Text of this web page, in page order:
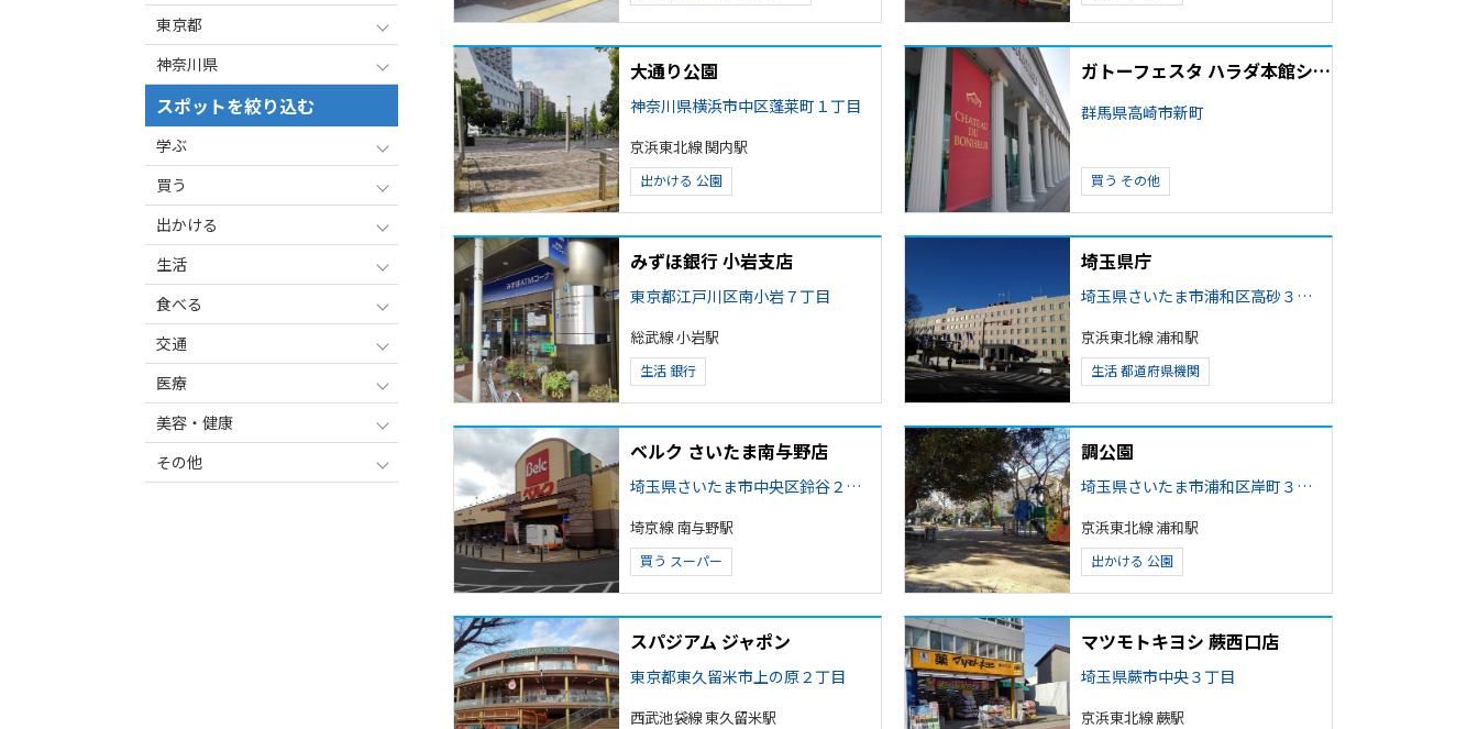
大通り公園
神奈川県横浜市中区蓬莱町１丁目
京浜東北線 関内駅
出かける 公園
ガトーフェスタ ハラダ本館シャトー・デュ・ボヌール
群馬県高崎市新町
買う その他
みずほ銀行 小岩支店
東京都江戸川区南小岩７丁目
総武線 小岩駅
生活銀行
埼玉県庁
埼玉県さいたま市浦和区高砂３丁目
京浜東北線 浦和駅
生活都道府県機関
ベルク さいたま南与野店
埼玉県さいたま市中央区鈴谷２丁目
埼京線 南与野駅
買う スーパー
調公園
埼玉県さいたま市浦和区岸町３丁目
京浜東北線 浦和駅
出かける 公園
スパジアム ジャポン
東京都東久留米市上の原２丁目
西武池袋線 東久留米駅
マツモトキヨシ 蕨西口店
埼玉県蕨市中央３丁目
京浜東北線 蕨駅
東京都
神奈川県
スポットを絞り込む
学ぶ
買う
出かける
生活
食べる
交通
医療
美容・健康
その他